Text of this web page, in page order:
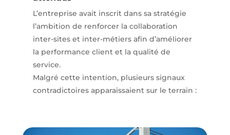
L’entreprise avait inscrit dans sa stratégie
l’ambition de renforcer la collaboration
inter-sites et inter-métiers afin d’améliorer
la performance client et la qualité de
service.
Malgré cette intention, plusieurs signaux
contradictoires apparaissaient sur le terrain :